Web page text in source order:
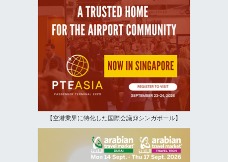
【空港業界に特化した国際会議@シンガポール】